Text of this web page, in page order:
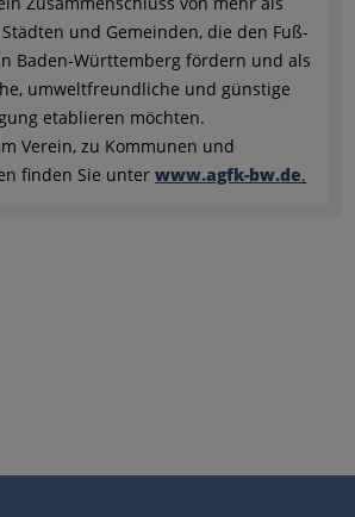
und Gemeinden, die den Fuß-
Baden-Württemberg fördern und als
umweltfreundliche und günstige
etablieren möchten.
Verein, zu Kommunen und
finden Sie unterwww.agfk-bw.de.